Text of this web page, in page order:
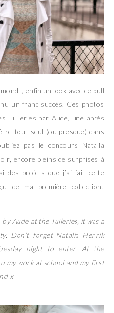
enfin un look avec ce pull
un franc succès. Ces photos
Tuileries par Aude, une après
tout seul (ou presque) dans
pas le concours Natalia
encore pleins de surprises à
des projets que j’ai fait cette
de ma première collection!
by Aude at the Tuileries, it was a
Don’t forget Natalia Henrik
night to enter. At the
my work at school and my first
x